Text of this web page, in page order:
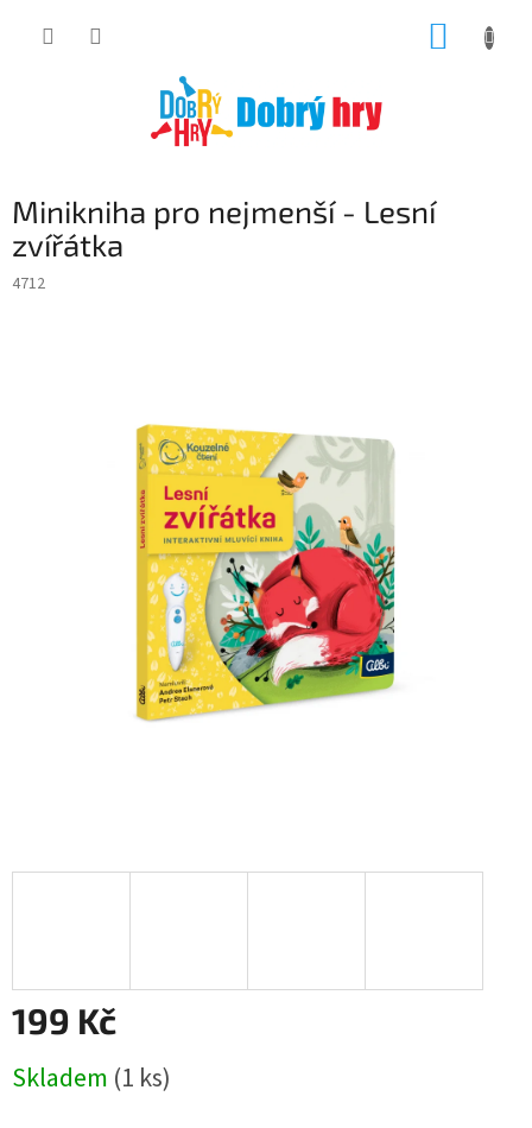
Minikniha pro nejmenší - Lesní
zvířátka
4712
199 Kč
cena:
Skladem (1 ks)